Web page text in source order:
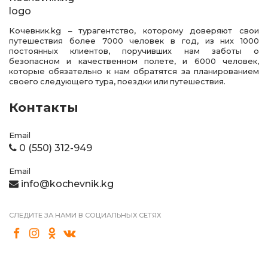
Kочевник.kg – турагентство, которому доверяют свои
путешествия более 7000 человек в год, из них 1000
постоянных клиентов, поручивших нам заботы о
безопасном и качественном полете, и 6000 человек,
которые обязательно к нам обратятся за планированием
своего следующего тура, поездки или путешествия.
Контакты
Email
0 (550) 312-949
Email
info@kochevnik.kg
СЛЕДИТЕ ЗА НАМИ В СОЦИАЛЬНЫХ СЕТЯХ